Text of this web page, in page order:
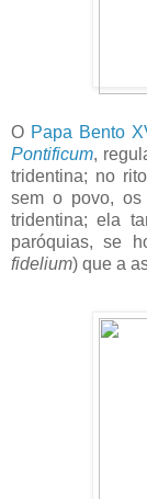
O Papa Bento
Pontificum,
tridentina; no
sem o povo, os
tridentina; ela
paróquias, se
fidelium) que a